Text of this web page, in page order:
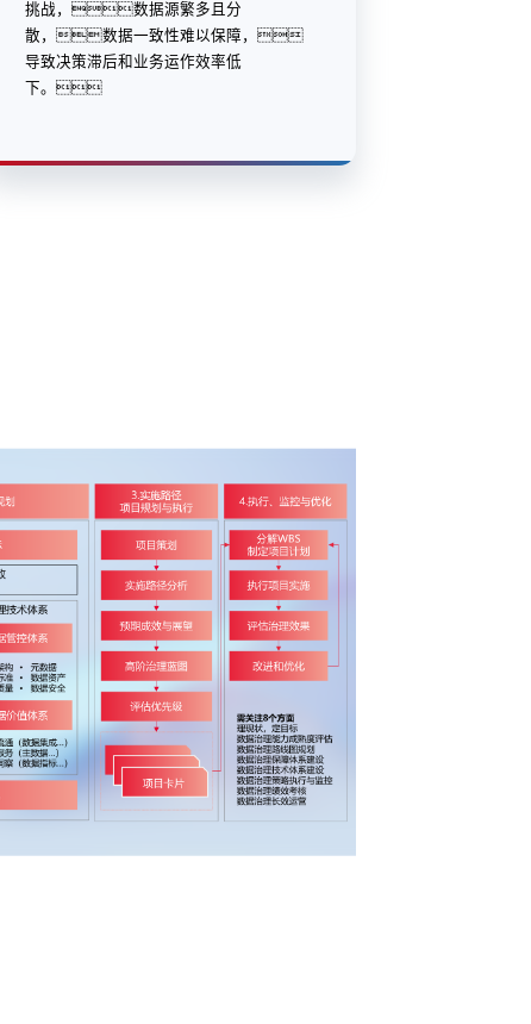
挑战，数据源繁多且分
散，数据一致性难以保障，
导致决策滞后和业务运作效率低
下。